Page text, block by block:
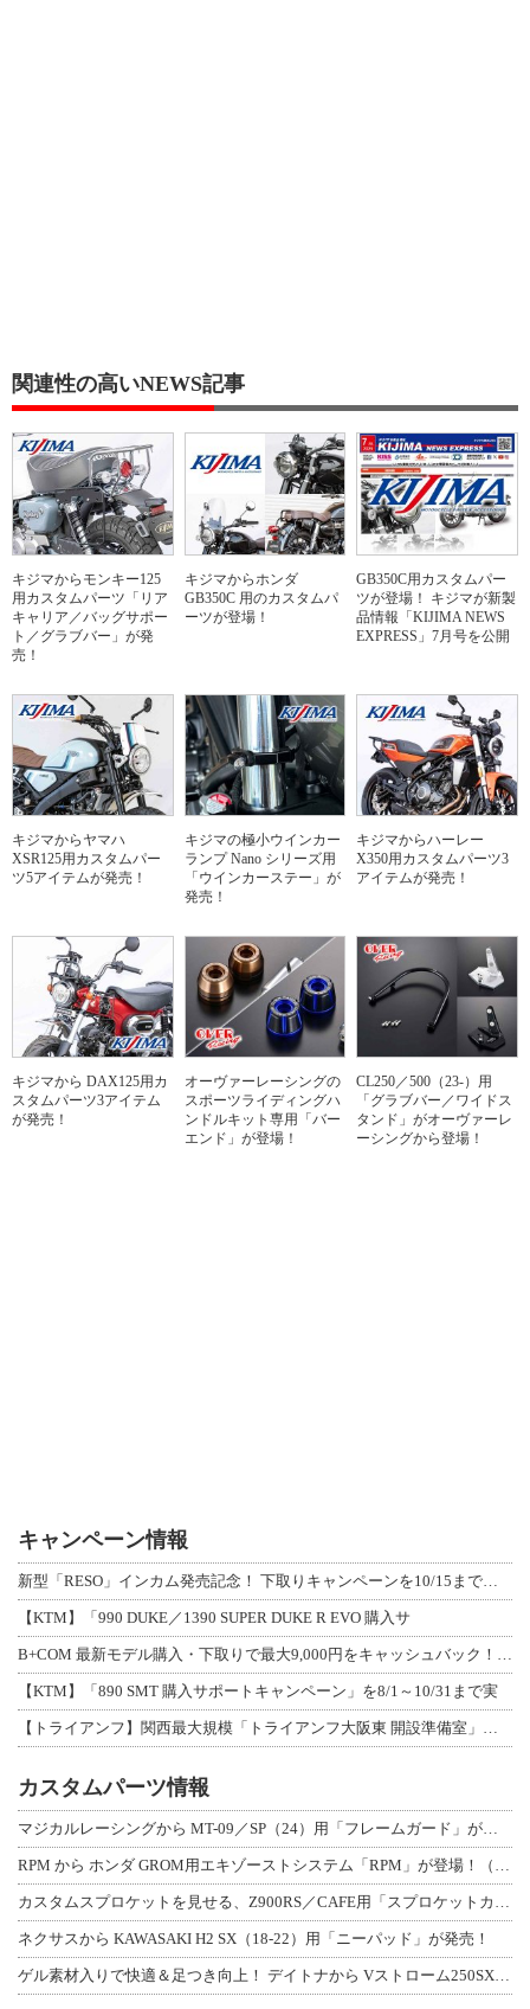
関連性の高いNEWS記事
キジマからモンキー125
用カスタムパーツ「リア
キャリア／バッグサポー
ト／グラブバー」が発
売！
キジマからホンダ
GB350C 用のカスタムパ
ーツが登場！
GB350C用カスタムパー
ツが登場！ キジマが新製
品情報「KIJIMA NEWS
EXPRESS」7月号を公開
キジマからヤマハ
XSR125用カスタムパー
ツ5アイテムが発売！
キジマの極小ウインカー
ランプ Nano シリーズ用
「ウインカーステー」が
発売！
キジマからハーレー
X350用カスタムパーツ3
アイテムが発売！
キジマから DAX125用カ
スタムパーツ3アイテム
が発売！
オーヴァーレーシングの
スポーツライディングハ
ンドルキット専用「バー
エンド」が登場！
CL250／500（23-）用
「グラブバー／ワイドス
タンド」がオーヴァーレ
ーシングから登場！
キャンペーン情報
新型「RESO」インカム発売記念！ 下取りキャンペーンを10/15まで延長して開
【KTM】「990 DUKE／1390 SUPER DUKE R EVO 購入サ
B+COM 最新モデル購入・下取りで最大9,000円をキャッシュバック！「B+F
【KTM】「890 SMT 購入サポートキャンペーン」を8/1～10/31まで実
【トライアンフ】関西最大規模「トライアンフ大阪東 開設準備室」がオープン！ 限定
カスタムパーツ情報
マジカルレーシングから MT-09／SP（24）用「フレームガード」が登場！
RPM から ホンダ GROM用エキゾーストシステム「RPM」が登場！（動画あり
カスタムスプロケットを見せる、Z900RS／CAFE用「スプロケットカバーフルキ
ネクサスから KAWASAKI H2 SX（18-22）用「ニーパッド」が発売！
ゲル素材入りで快適＆足つき向上！ デイトナから Vストローム250SX用「快適ロ